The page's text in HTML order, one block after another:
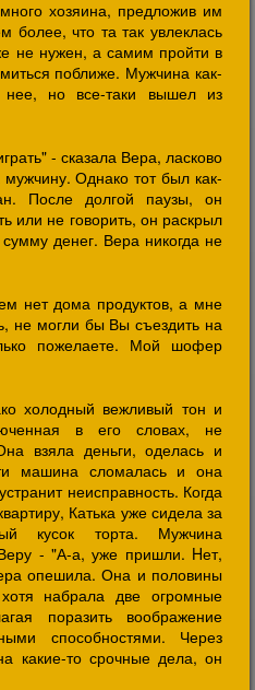
хозяина, предложив им
более, что та так увлеклась
не нужен, а самим пройти в
поближе. Мужчина как-
но все-таки вышел из
- сказала Вера, ласково
Однако тот был как-
После долгой паузы, он
или не говорить, он раскрыл
денег. Вера никогда не
нет дома продуктов, а мне
не могли бы Вы съездить на
пожелаете. Мой шофер
холодный вежливый тон и
в его словах, не
взяла деньги, оделась и
машина сломалась и она
неисправность. Когда
Катька уже сидела за
кусок торта. Мужчина
- "А-а, уже пришли. Hет,
опешила. Она и половины
набрала две огромные
поразить воображение
способностями. Через
какие-то срочные дела, он